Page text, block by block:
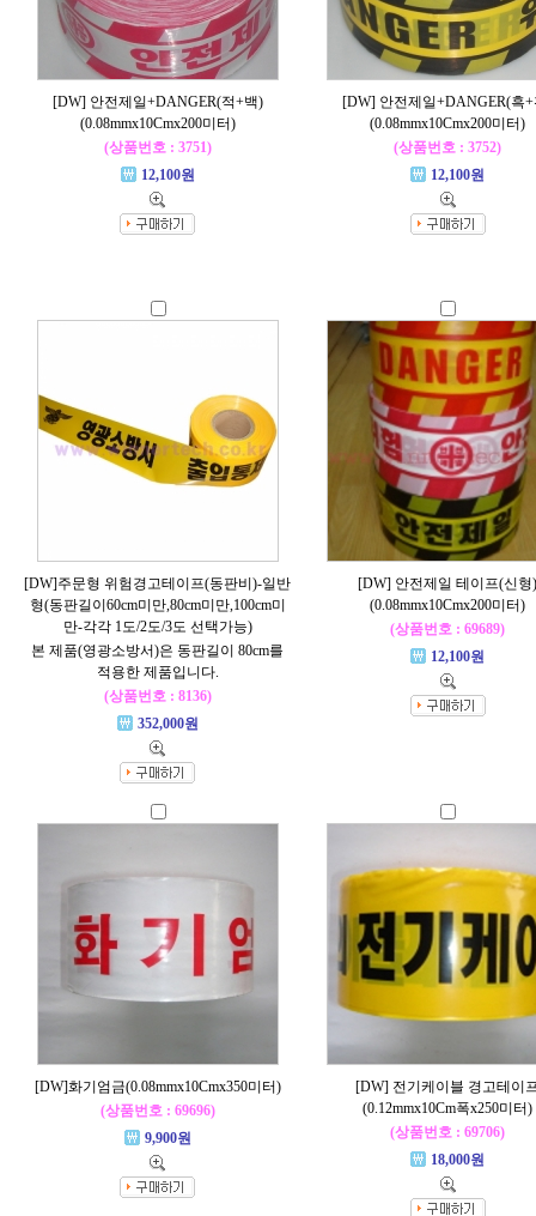
[DW] 안전제일+DANGER(적+백)
(0.08mmx10Cmx200미터)
(상품번호 : 3751)
12,100원
[DW] 안전제일+DANGER(흑
(0.08mmx10Cmx200미터)
(상품번호 : 3752)
12,100원
[DW]주문형 위험경고테이프(동판비)-일반
형(동판길이60cm미만,80cm미만,100cm미
만-각각 1도/2도/3도 선택가능)
본 제품(영광소방서)은 동판길이 80cm를
적용한 제품입니다.
(상품번호 : 8136)
352,000원
[DW] 안전제일 테이프(신형)
(0.08mmx10Cmx200미터)
(상품번호 : 69689)
12,100원
[DW]화기엄금(0.08mmx10Cmx350미터)
(상품번호 : 69696)
9,900원
[DW] 전기케이블 경고테이
(0.12mmx10Cm폭x250미터)
(상품번호 : 69706)
18,000원